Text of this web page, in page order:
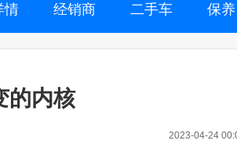
情 经销商 二手车 保养
的内核
2023-04-24